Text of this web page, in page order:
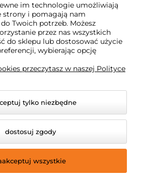
Wszelkie prawa zastrzeżone.
im technologie umożliwiają
strony i pomagają nam
Twoich potrzeb. Możesz
przez nas wszystkich
do sklepu lub dostosować użycie
wybierając opcję
przeczytasz w naszej Polityce
tylko niezbędne
dostosuj zgody
wszystkie